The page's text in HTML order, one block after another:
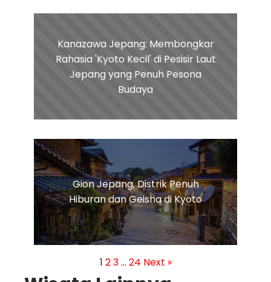
Kanazawa Jepang: Membongkar
Rahasia 'Kyoto Kecil' di Pesisir Laut
Jepang yang Penuh Pesona
Budaya
Gion Jepang, Distrik Penuh
Hiburan dan Geisha di Kyoto
1 23… 24 Next »